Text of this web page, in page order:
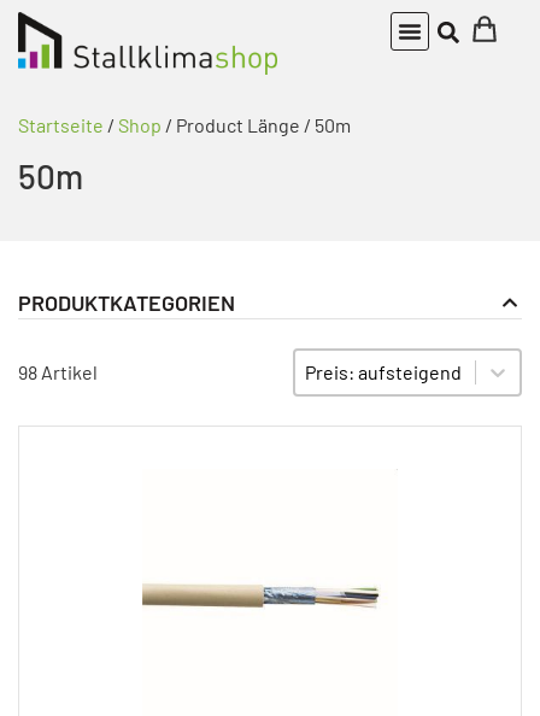
Startseite / Shop / Product Länge / 50m
50m
PRODUKTKATEGORIEN
Mess- und Drosselmodule
98 Artikel SORTIEREN
Sort content